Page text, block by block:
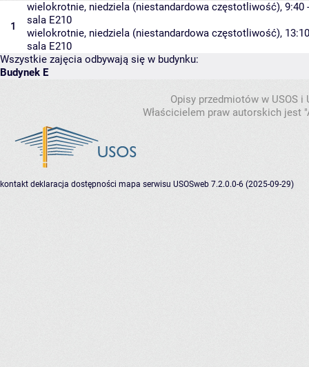
1
wielokrotnie, niedziela (niestandardowa częstotliwość), 9:40
sala E210
wielokrotnie, niedziela (niestandardowa częstotliwość),
sala E210
Wszystkie zajęcia odbywają się w budynku:
Budynek E
Opisy przedmiotów w USOS
Właścicielem praw autorskich jest
kontakt deklaracja dostępności mapa serwisu USOSweb 7.2.0.0-6 (2025-09-29)